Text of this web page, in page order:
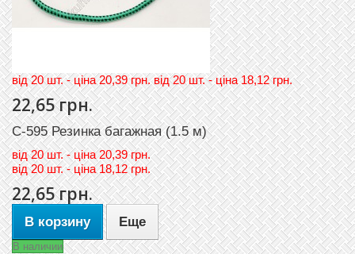
вiд 20 шт. - цiна 20,39 грн. вiд 20 шт. - цiна 18,12 грн.
22,65 грн.
C-595 Резинка багажная (1.5 м)
вiд20 шт. - цiна 20,39 грн.
вiд20 шт. - цiна 18,12 грн.
22,65 грн.
В корзину Еще
В наличии